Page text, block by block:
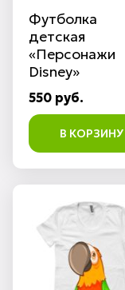
Футболка
детская
«Персонажи
Disney»
550 руб.
В КОРЗИНУ